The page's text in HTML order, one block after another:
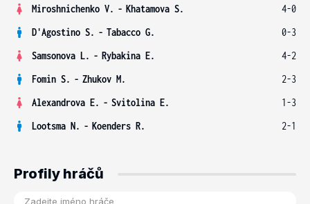
Miroshnichenko V. - Khatamova S.
4-0
D'Agostino S. - Tabacco G.
0-3
Samsonova L. - Rybakina E.
4-2
Fomin S. - Zhukov M.
2-3
Alexandrova E. - Svitolina E.
1-3
Lootsma N. - Koenders R. 2-1
Profily hráčů